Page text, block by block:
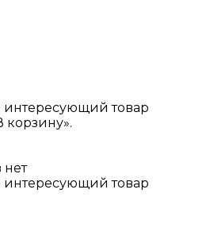
интересующий товар
корзину».
нет
интересующий товар